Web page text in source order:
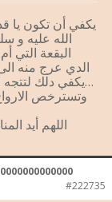
يكفي أن تكون يا
الله عليه و
البقعة التي
الدي عرج منه
…يكفي دلك
وتسترخص
اللهم أيد
#222735